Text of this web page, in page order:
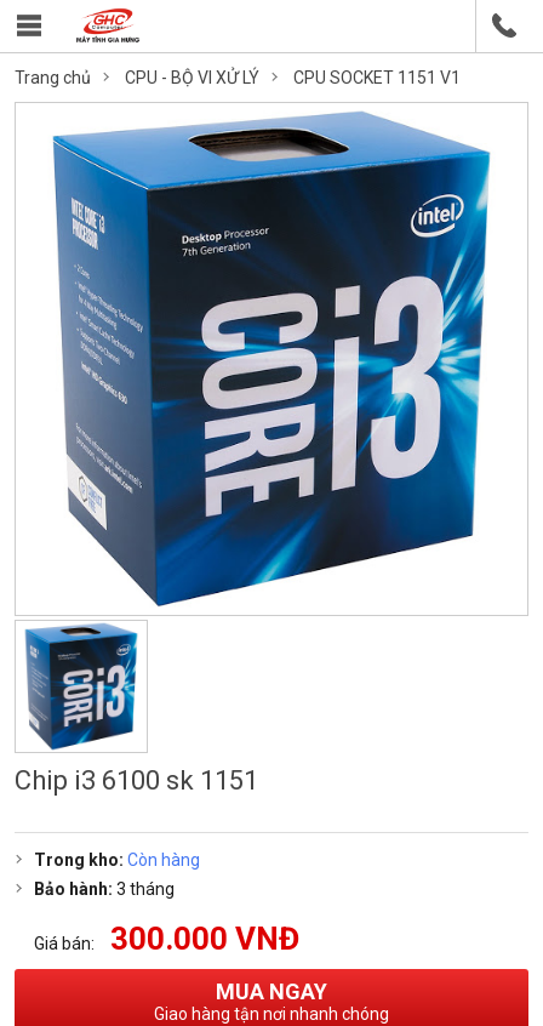
Trang chủ CPU - BỘ VI XỬ LÝ CPU SOCKET 1151 V1
Chip i3 6100 sk 1151
Trong kho: Còn hàng
Bảo hành: 3 tháng
Giá bán: 300.000 VNĐ
MUA NGAY
Giao hàng tận nơi nhanh chóng